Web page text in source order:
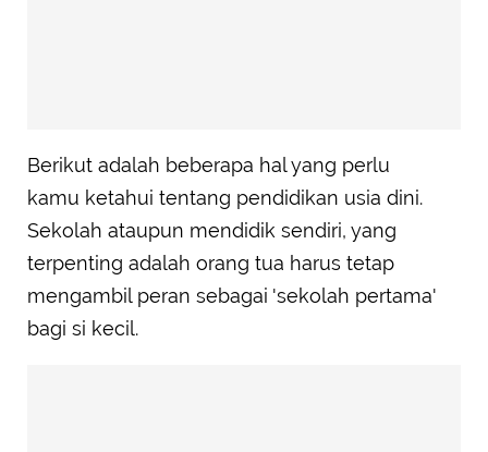
Berikut adalah beberapa hal yang perlu
kamu ketahui tentang pendidikan usia dini.
Sekolah ataupun mendidik sendiri, yang
terpenting adalah orang tua harus tetap
mengambil peran sebagai 'sekolah pertama'
bagi si kecil.